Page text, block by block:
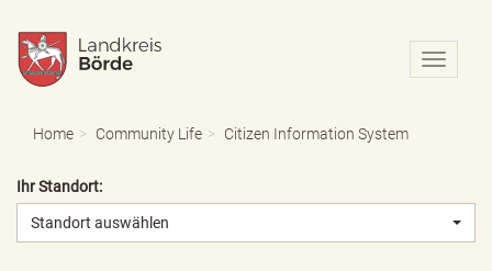
N
a
o
Home Community Life Citizen Information System
Ihr Standort:
Standort auswählen